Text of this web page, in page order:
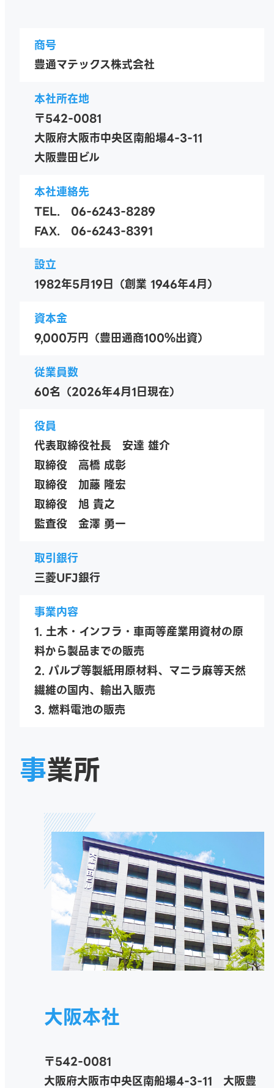
商号
豊通マテックス株式会社
本社所在地
〒542-0081
大阪府大阪市中央区南船場4-3-11
大阪豊田ビル
本社連絡先
TEL. 06-6243-8289
FAX. 06-6243-8391
設立
1982年5月19日（創業 1946年4月）
資本金
9,000万円（豊田通商100％出資）
従業員数
60名（2026年4月1日現在）
役員
代表取締役社長 安達 雄介
取締役 高橋 成彰
取締役 加藤 隆宏
取締役 旭 貴之
監査役 金澤 勇一
取引銀行
三菱UFJ銀行
事業内容
1. 土木・インフラ・車両等産業用資材の原
料から製品までの販売
2. パルプ等製紙用原材料、マニラ麻等天然
繊維の国内、輸出入販売
3. 燃料電池の販売
事業所
大阪本社
〒542-0081
大阪府大阪市中央区南船場4-3-11 大阪豊